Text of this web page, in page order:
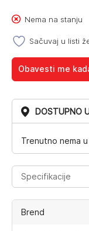
Nema na stanju
Sačuvaj u listi
Obavesti me
DOSTUPNO
Trenutno nema
Specifikacije
Brend